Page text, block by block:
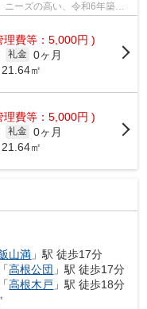
ニーズの高い、令和6年築の
理費等：5,000円 )
礼金 0ヶ月
㎡
理費等：5,000円 )
礼金 0ヶ月
㎡
山満 」駅 徒歩17分
「高根公団 」駅 徒歩17分
「高根木戸 」駅 徒歩18分